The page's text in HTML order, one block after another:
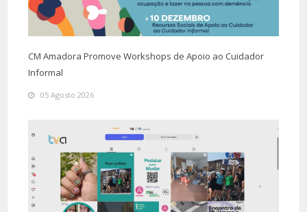
CM Amadora Promove Workshops de Apoio ao Cuidador
Informal
05 Agosto 2026